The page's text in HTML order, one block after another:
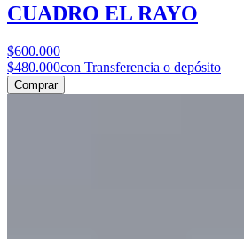
CUADRO EL RAYO
$600.000
$480.000con Transferencia o depósito
Comprar